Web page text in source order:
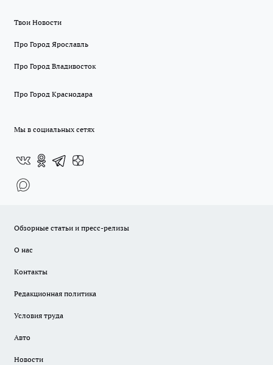
Твои Новости
Про Город Ярославль
Про Город Владивосток
Про Город Краснодара
Мы в социальных сетях
Обзорные статьи и пресс-релизы
О нас
Контакты
Редакционная политика
Условия труда
Авто
Новости